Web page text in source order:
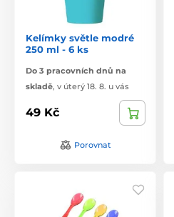
Kelímky světle modré
250 ml - 6 ks
Do 3 pracovních dnů na
skladě, v úterý 18. 8. u vás
49 Kč
Porovnat